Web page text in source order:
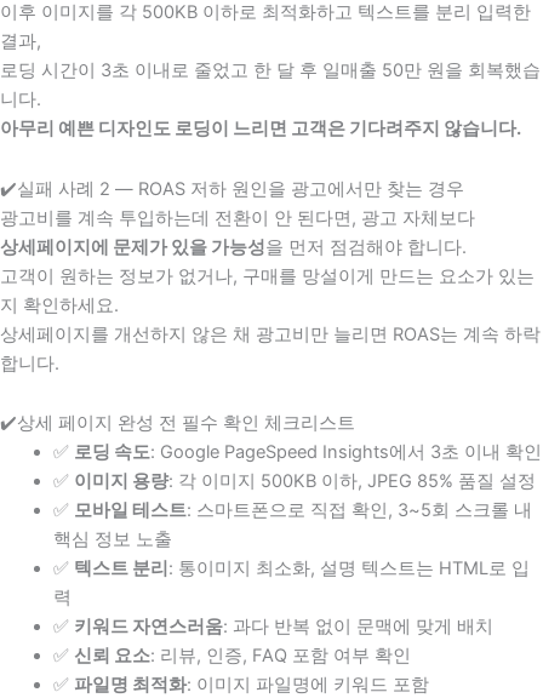
이후 이미지를 각 500KB 이하로 최적화하고 텍스트를 분리 입력한
결과,
로딩 시간이 3초 이내로 줄었고 한 달 후 일매출 50만 원을 회복했습
니다.
아무리 예쁜 디자인도 로딩이 느리면 고객은 기다려주지 않습니다.
✔️실패 사례 2 — ROAS 저하 원인을 광고에서만 찾는 경우
광고비를 계속 투입하는데 전환이 안 된다면, 광고 자체보다
상세페이지에 문제가 있을 가능성을 먼저 점검해야 합니다.
고객이 원하는 정보가 없거나, 구매를 망설이게 만드는 요소가 있는
지 확인하세요.
상세페이지를 개선하지 않은 채 광고비만 늘리면 ROAS는 계속 하락
합니다.
✔️상세 페이지 완성 전 필수 확인 체크리스트
✅ 로딩 속도: Google PageSpeed Insights에서 3초 이내 확인
✅ 이미지 용량: 각 이미지 500KB 이하, JPEG 85% 품질 설정
✅ 모바일 테스트: 스마트폰으로 직접 확인, 3~5회 스크롤 내
핵심 정보 노출
✅ 텍스트 분리 : 통이미지 최소화, 설명 텍스트는 HTML로 입
력
✅ 키워드 자연스러움: 과다 반복 없이 문맥에 맞게 배치
✅ 신뢰 요소: 리뷰, 인증, FAQ 포함 여부 확인
✅ 파일명 최적화: 이미지 파일명에 키워드 포함